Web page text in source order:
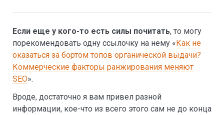
Если еще у кого-то есть силы почитать, то могу
порекомендовать одну ссылочку на нему «Как не
оказаться за бортом топов органической выдачи?
Коммерческие факторы ранжирования меняют
SEO».
Вроде, достаточно я вам привел разной
информации, кое-что из всего этого сам не до конца